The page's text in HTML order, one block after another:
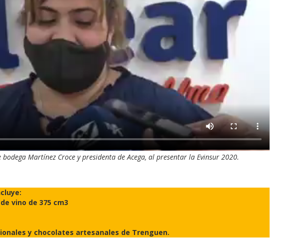
Martínez Croce y presidenta de Acega, al presentar la Evinsur 2020.
vino de 375 cm3
y chocolates artesanales de Trenguen.